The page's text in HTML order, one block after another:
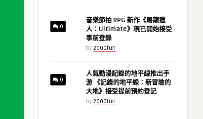
0
音樂節拍 RPG 新作《屠龍獵
人：Ultimate》現已開始接受
事前登錄
by 2000fun
0
人氣動漫記錄的地平線推出手
游 《記錄的地平線：新冒險的
大地》接受提前預約登記
by 2000fun